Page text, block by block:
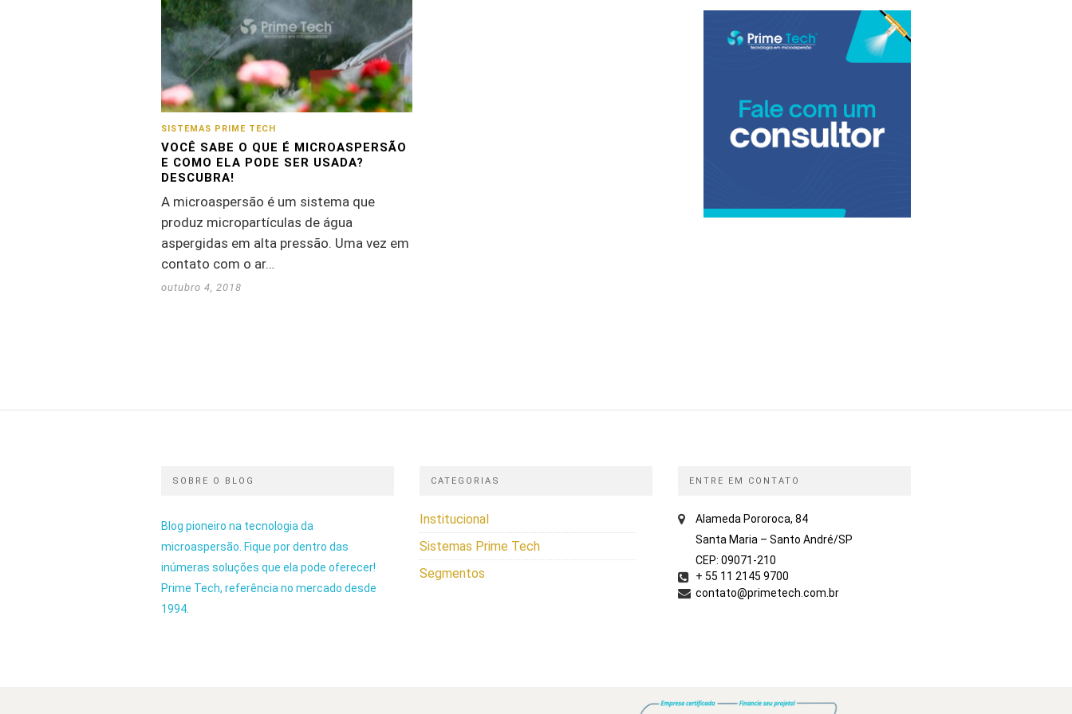
SISTEMAS PRIME TECH
VOCÊ SABE O QUE É MICROASPERSÃO
E COMO ELA PODE SER USADA?
DESCUBRA!
A microaspersão é um sistema que
produz micropartículas de água
aspergidas em alta pressão. Uma vez em
contato com o ar…
outubro 4, 2018
SOBRE O BLOG
Blog pioneiro na tecnologia da
microaspersão. Fique por dentro das
inúmeras soluções que ela pode oferecer!
Prime Tech, referência no mercado desde
1994.
CATEGORIAS
Institucional
Sistemas Prime Tech
Segmentos
ENTRE EM CONTATO
Alameda Pororoca, 84
Santa Maria – Santo André/SP
CEP: 09071-210
+ 55 11 2145 9700
contato@primetech.com.br